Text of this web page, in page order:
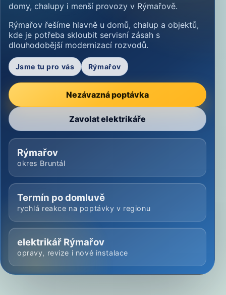
domy, chalupy i menší provozy v Rýmařově.
Rýmařov řešíme hlavně u domů, chalup a objektů,
kde je potřeba skloubit servisní zásah s
dlouhodobější modernizací rozvodů.
Jsme tu pro vás Rýmařov
Nezávazná poptávka
Zavolat elektrikáře
Rýmařov
okres Bruntál
Termín po domluvě
rychlá reakce na poptávky v regionu
elektrikář Rýmařov
opravy, revize i nové instalace